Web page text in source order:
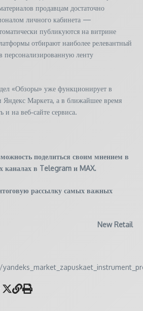
продавцам достаточно
личного кабинета —
публикуются на витрине
отбирают наиболее релевантный
персонализированную ленту
«Обзоры» уже функционирует в
Маркета, а в ближайшее время
и на веб‑сайте сервиса.
поделиться своим мнением в
каналах в Telegram и MAX.
рассылку самых важных
New Retail